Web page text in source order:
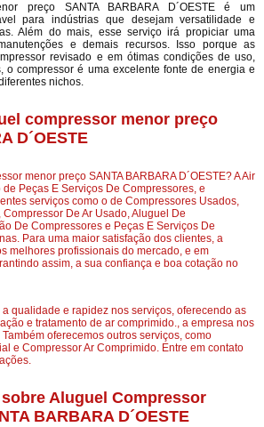
preço SANTA BARBARA D´OESTE é um
para indústrias que desejam versatilidade e
Além do mais, esse serviço irá propiciar uma
e demais recursos. Isso porque as
revisado e em ótimas condições de uso,
o compressor é uma excelente fonte de energia e
nichos.
compressor menor preço
D´OESTE
menor preço SANTA BARBARA D´OESTE? A Air
Peças E Serviços De Compressores, e
serviços como o de Compressores Usados,
De Ar Usado, Aluguel De
De Compressores e Peças E Serviços De
Para uma maior satisfação dos clientes, a
melhores profissionais do mercado, e em
assim, a sua confiança e boa cotação no
qualidade e rapidez nos serviços, oferecendo as
e tratamento de ar comprimido., a empresa nos
oferecemos outros serviços, como
e Compressor Ar Comprimido. Entre em contato
Aluguel Compressor
BARBARA D´OESTE